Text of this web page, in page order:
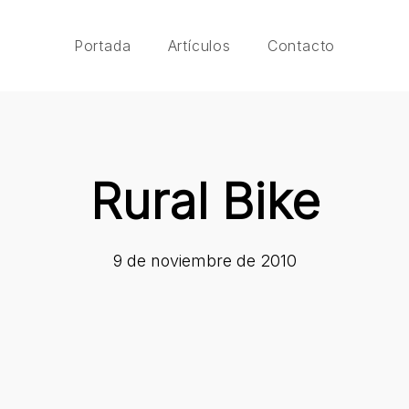
Portada Artículos Contacto
Rural Bike
9 de noviembre de 2010